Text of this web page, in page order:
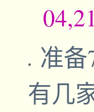
准
有几